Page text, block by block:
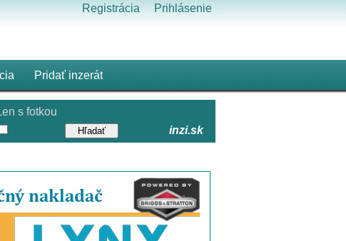
Registrácia Prihlásenie
Pridať inzerát
s fotkou
inzi.sk